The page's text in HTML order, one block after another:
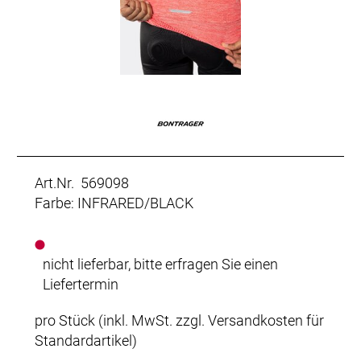
Art.Nr. 569098
Farbe: INFRARED/BLACK
nicht lieferbar, bitte erfragen Sie einen
Liefertermin
pro Stück (inkl. MwSt. zzgl. Versandkosten für
Standardartikel)